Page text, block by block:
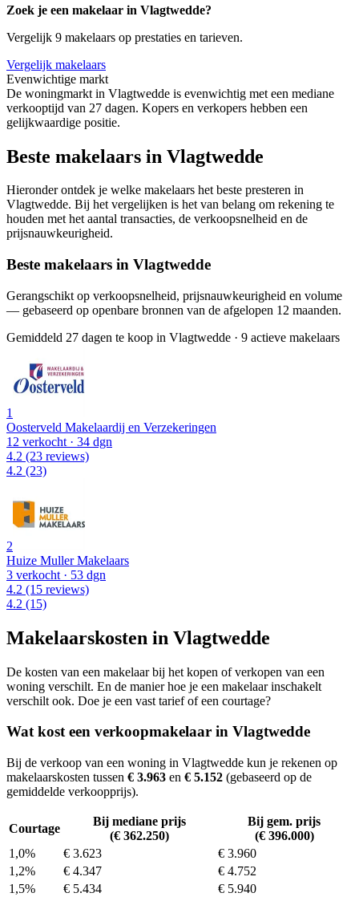
Zoek je een makelaar in Vlagtwedde?
Vergelijk 9 makelaars op prestaties en tarieven.
Vergelijk makelaars
Evenwichtige markt
De woningmarkt in Vlagtwedde is evenwichtig met een mediane
verkooptijd van 27 dagen. Kopers en verkopers hebben een
gelijkwaardige positie.
Beste makelaars in Vlagtwedde
Hieronder ontdek je welke makelaars het beste presteren in
Vlagtwedde. Bij het vergelijken is het van belang om rekening te
houden met het aantal transacties, de verkoopsnelheid en de
prijsnauwkeurigheid.
Beste makelaars in Vlagtwedde
Gerangschikt op verkoopsnelheid, prijsnauwkeurigheid en volume
— gebaseerd op openbare bronnen van de afgelopen 12 maanden.
Gemiddeld 27 dagen te koop in Vlagtwedde · 9 actieve makelaars
1
Oosterveld Makelaardij en Verzekeringen
12 verkocht · 34 dgn
4.2 (23 reviews)
4.2 (23)
2
Huize Muller Makelaars
3 verkocht · 53 dgn
4.2 (15 reviews)
4.2 (15)
Makelaarskosten in Vlagtwedde
De kosten van een makelaar bij het kopen of verkopen van een
woning verschilt. En de manier hoe je een makelaar inschakelt
verschilt ook. Doe je een vast tarief of een courtage?
Wat kost een verkoopmakelaar in Vlagtwedde
Bij de verkoop van een woning in Vlagtwedde kun je rekenen op
makelaarskosten tussen € 3.963 en € 5.152 (gebaseerd op de
gemiddelde verkoopprijs).
Courtage
Bij mediane prijs
(€ 362.250)
Bij gem. prijs
(€ 396.000)
1,0%
€ 3.623
€ 3.960
1,2%
€ 4.347
€ 4.752
1,5%
€ 5.434 € 5.940